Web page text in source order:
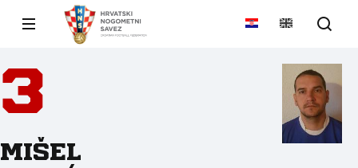
3
Mišel